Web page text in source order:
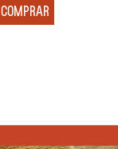
COMPRAR